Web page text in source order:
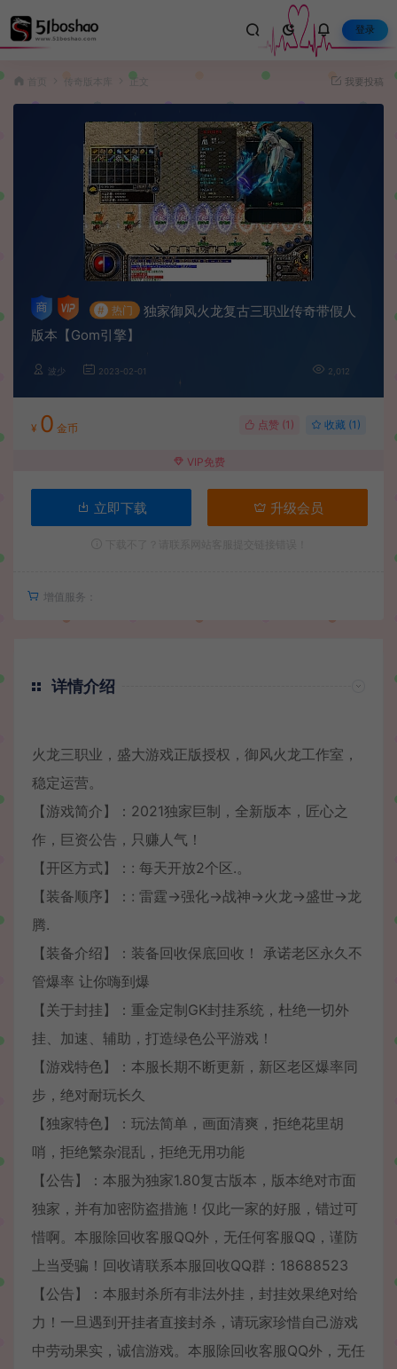
登录
传奇版本库 正文 我要投稿
# 热门
独家御风火龙复古三职业传奇带假人
版本【Gom引擎】
波少 2023-02-01 2,012
¥ 0 金币 点赞 (1 ) 收藏 (1)
VIP免费
立即下载 升级会员
增值服务：
详情介绍
火龙三职业，盛大游戏正版授权，御风火龙工作室，
稳定运营。
【游戏简介】：2021独家巨制，全新版本，匠心之
作，巨资公告，只赚人气！
【开区方式】：: 每天开放2个区.。
【装备顺序】：: 雷霆→强化→战神→火龙→盛世→龙
腾.
【装备介绍】：装备回收保底回收！ 承诺老区永久不
管爆率 让你嗨到爆
【关于封挂】：重金定制GK封挂系统，杜绝一切外
挂、加速、辅助，打造绿色公平游戏！
【游戏特色】：本服长期不断更新，新区老区爆率同
步，绝对耐玩长久
【独家特色】：玩法简单，画面清爽，拒绝花里胡
哨，拒绝繁杂混乱，拒绝无用功能
【公告】：本服为独家1.80复古版本，版本绝对市面
独家，并有加密防盗措施！仅此一家的好服，错过可
惜啊。本服除回收客服QQ外，无任何客服QQ，谨防
上当受骗！回收请联系本服回收QQ群：18688523
【公告】：本服封杀所有非法外挂，封挂效果绝对给
力！一旦遇到开挂者直接封杀，请玩家珍惜自己游戏
中劳动果实，诚信游戏。本服除回收客服QQ外，无任